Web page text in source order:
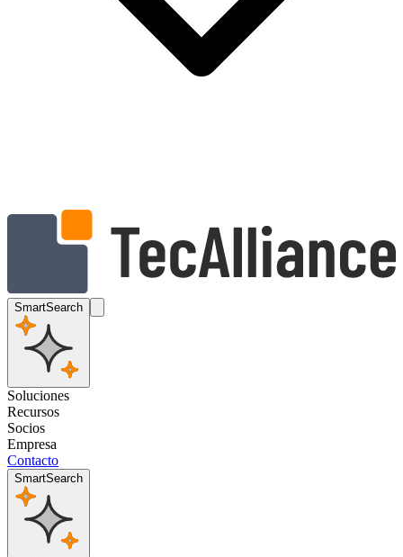
SmartSearch
Soluciones
Recursos
Socios
Empresa
Contacto
SmartSearch